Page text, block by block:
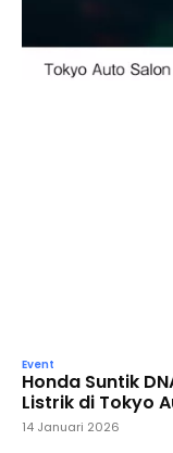
Event
Honda Suntik
Listrik di Tokyo
14 Januari 2026